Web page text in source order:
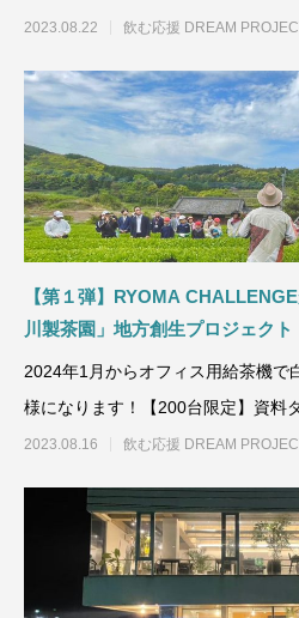
楽譜をお届け
2023.08.22 飲む応援 DREAM
【第１弾】RYOMA
川製茶園」地方創生プロジェクト
2024年1月からオフィス用給茶機で
様になります！【200台限定】資料
2023.08.16 飲む応援 DREAM